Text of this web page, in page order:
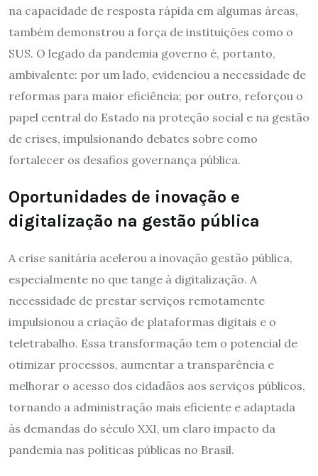
na capacidade de resposta rápida em algumas áreas,
também demonstrou a força de instituições como o
SUS. O legado da pandemia governo é, portanto,
ambivalente: por um lado, evidenciou a necessidade de
reformas para maior eficiência; por outro, reforçou o
papel central do Estado na proteção social e na gestão
de crises, impulsionando debates sobre como
fortalecer os desafios governança pública.
Oportunidades de inovação e
digitalização na gestão pública
A crise sanitária acelerou a inovação gestão pública,
especialmente no que tange à digitalização. A
necessidade de prestar serviços remotamente
impulsionou a criação de plataformas digitais e o
teletrabalho. Essa transformação tem o potencial de
otimizar processos, aumentar a transparência e
melhorar o acesso dos cidadãos aos serviços públicos,
tornando a administração mais eficiente e adaptada
às demandas do século XXI, um claro impacto da
pandemia nas políticas públicas no Brasil.